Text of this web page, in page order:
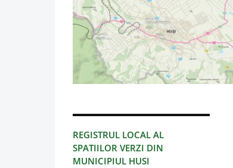
REGISTRUL LOCAL AL
SPATIILOR VERZI DIN
MUNICIPIUL HUSI